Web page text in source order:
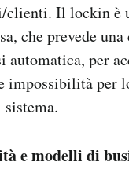
Il lockin è
che prevede
automatica, per
impossibilità per
e modelli di